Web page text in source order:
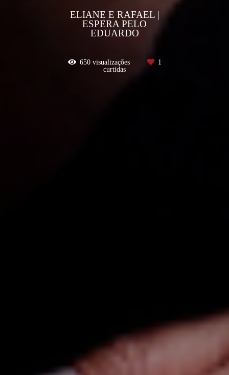
ELIANE E RAFAEL |
ESPERA PELO
EDUARDO
650visualizações
1
curtidas